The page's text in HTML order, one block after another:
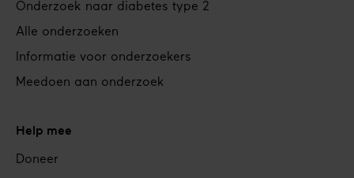
Onderzoek naar diabetes type 2
Alle onderzoeken
Informatie voor onderzoekers
Meedoen aan onderzoek
Help mee
Doneer